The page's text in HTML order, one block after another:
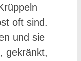
oft sind.
und sie
gekränkt,